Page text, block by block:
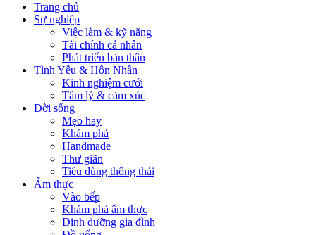
Trang chủ
Sự nghiệp
Việc làm & kỹ năng
Tài chính cá nhân
Phát triển bản thân
Tình Yêu & Hôn Nhân
Kinh nghiệm cưới
Tâm lý & cảm xúc
Đời sống
Mẹo hay
Khám phá
Handmade
Thư giãn
Tiêu dùng thông thái
Ẩm thực
Vào bếp
Khám phá ẩm thực
Dinh dưỡng gia đình